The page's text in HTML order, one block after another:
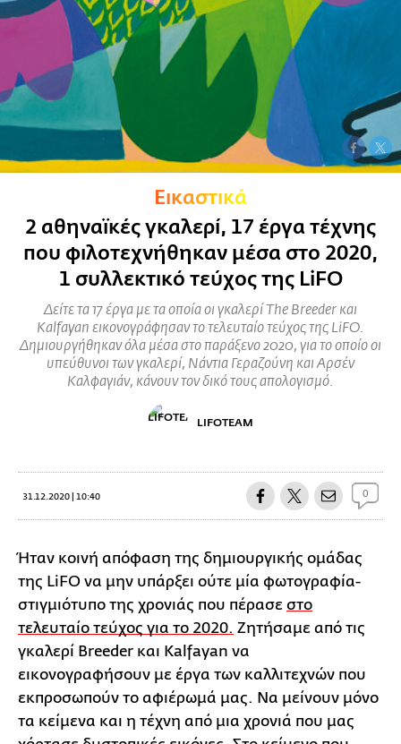
Εικαστικά
2 αθηναϊκές γκαλερί, 17 έργα τέχνης
που φιλοτεχνήθηκαν μέσα στο 2020,
1 συλλεκτικό τεύχος της LiFO
Δείτε τα 17 έργα με τα οποία οι γκαλερί The Breeder και
Kalfayan εικονογράφησαν το τελευταίο τεύχος της LiFO.
Δημιουργήθηκαν όλα μέσα στο παράξενο 2020, για το οποίο οι
υπεύθυνοι των γκαλερί, Νάντια Γεραζούνη και Αρσέν
Καλφαγιάν, κάνουν τον δικό τους απολογισμό.
31.12.2020 | 10:40 0
LIFOTEAM
Ήταν κοινή απόφαση της δημιουργικής ομάδας
της LiFO να μην υπάρξει ούτε μία φωτογραφία-
στιγμιότυπο της χρονιάς που πέρασε στο
τελευταίο τεύχος για το 2020. Ζητήσαμε από τις
γκαλερί Breeder και Kalfayan να
εικονογραφήσουν με έργα των καλλιτεχνών που
εκπροσωπούν το αφιέρωμά μας. Να μείνουν μόνο
τα κείμενα και η τέχνη από μια χρονιά που μας